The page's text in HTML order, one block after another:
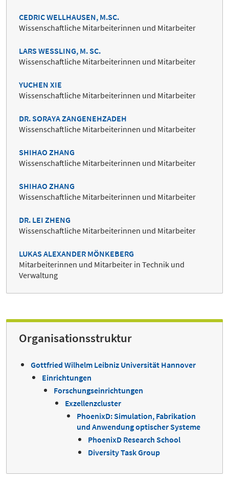
CEDRIC WELLHAUSEN, M.SC.
Wissenschaftliche Mitarbeiterinnen und Mitarbeiter
LARS WESSLING, M. SC.
Wissenschaftliche Mitarbeiterinnen und Mitarbeiter
YUCHEN XIE
Wissenschaftliche Mitarbeiterinnen und Mitarbeiter
DR. SORAYA ZANGENEHZADEH
Wissenschaftliche Mitarbeiterinnen und Mitarbeiter
SHIHAO ZHANG
Wissenschaftliche Mitarbeiterinnen und Mitarbeiter
SHIHAO ZHANG
Wissenschaftliche Mitarbeiterinnen und Mitarbeiter
DR. LEI ZHENG
Wissenschaftliche Mitarbeiterinnen und Mitarbeiter
LUKAS ALEXANDER MÖNKEBERG
Mitarbeiterinnen und Mitarbeiter in Technik und
Verwaltung
Organisationsstruktur
Gottfried Wilhelm Leibniz Universität Hannover
Einrichtungen
Forschungseinrichtungen
Exzellenzcluster
PhoenixD: Simulation, Fabrikation
und Anwendung optischer Systeme
PhoenixD Research School
Diversity Task Group